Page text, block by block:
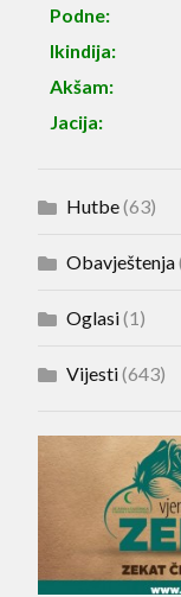
Podne:
Ikindija:
Akšam:
Jacija:
Hutbe(63)
Obavještenja
Oglasi(1)
Vijesti(643)